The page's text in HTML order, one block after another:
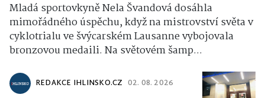
Mladá sportovkyně Nela Švandová dosáhla
mimořádného úspěchu, když na mistrovství světa v
cyklotrialu ve švýcarském Lausanne vybojovala
bronzovou medaili. Na světovém šamp...
REDAKCE IHLINSKO.CZ 02. 08. 2026